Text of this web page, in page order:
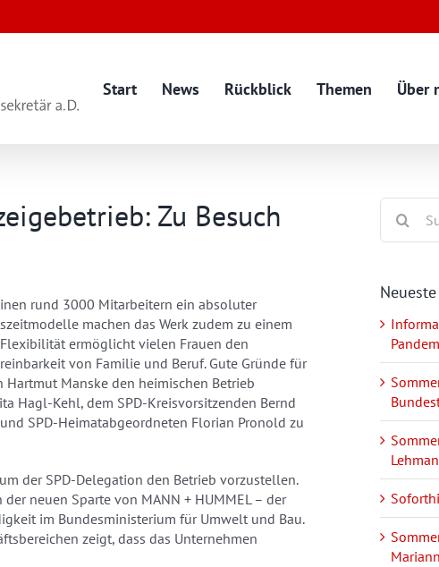
Start News Rückblick Themen Über
Zu Besuch
rund 3000 Mitarbeitern ein absoluter
machen das Werk zudem zu einem
ermöglicht vielen Frauen den
von Familie und Beruf. Gute Gründe für
Manske den heimischen Betrieb
Hagl-Kehl, dem SPD-Kreisvorsitzenden Bernd
SPD-Heimatabgeordneten Florian Pronold zu
der SPD-Delegation den Betrieb vorzustellen.
neuen Sparte von MANN + HUMMEL – der
im Bundesministerium für Umwelt und Bau.
zeigt, dass das Unternehmen
nach: